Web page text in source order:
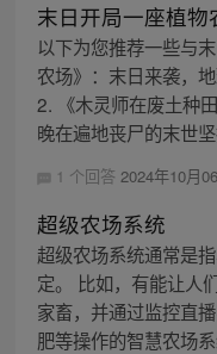
末日开局一座植物
以下为您推荐一些与
农场》：末日来袭，
2. 《木灵师在废土种
晚在遍地丧尸的末世
1 个回答 2024年10月
超级农场系统
超级农场系统通常是
定。 比如，有能让人
家畜，并通过监控直
肥等操作的智慧农场